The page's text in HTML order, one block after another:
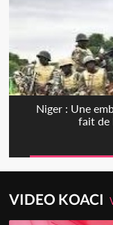
Niger : Une
fait de
VIDEO KOACI